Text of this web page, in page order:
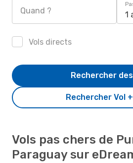
Quand ? 1
Vols directs
Rechercher Vol
Rechercher
Vols pas chers de
Paraguay sur